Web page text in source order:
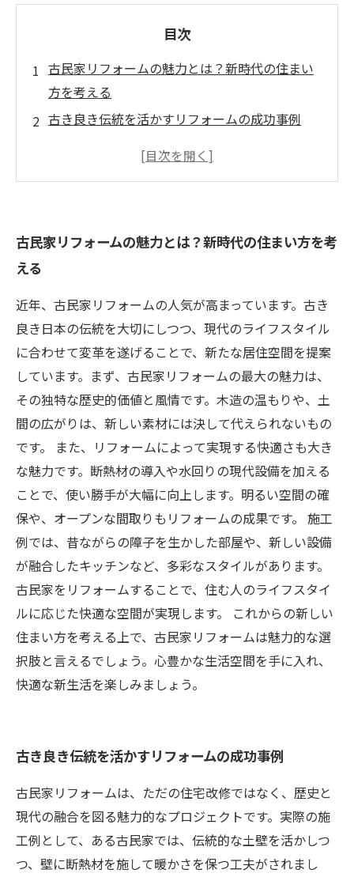
目次
古民家リフォームの魅力とは？新時代の住まい
方を考える
古き良き伝統を活かすリフォームの成功事例
新しい生活にぴったりな古民家のリノベーショ
古民家リフォームのプロセス：一歩ずつ進める
在来文化と現代的要素の融合：理想の家づくり
古民家リフォームで創る、温かい家の未来像
古民家リフォームの魅力とは？新時代の住まい方を考
える
近年、古民家リフォームの人気が高まっています。古き
良き日本の伝統を大切にしつつ、現代のライフスタイル
に合わせて変革を遂げることで、新たな居住空間を提案
しています。まず、古民家リフォームの最大の魅力は、
その独特な歴史的価値と風情です。木造の温もりや、土
間の広がりは、新しい素材には決して代えられないもの
です。 また、リフォームによって実現する快適さも大き
な魅力です。断熱材の導入や水回りの現代設備を加える
ことで、使い勝手が大幅に向上します。明るい空間の確
保や、オープンな間取りもリフォームの成果です。 施工
例では、昔ながらの障子を生かした部屋や、新しい設備
が融合したキッチンなど、多彩なスタイルがあります。
古民家をリフォームすることで、住む人のライフスタイ
ルに応じた快適な空間が実現します。 これからの新しい
住まい方を考える上で、古民家リフォームは魅力的な選
択肢と言えるでしょう。心豊かな生活空間を手に入れ、
快適な新生活を楽しみましょう。
古き良き伝統を活かすリフォームの成功事例
古民家リフォームは、ただの住宅改修ではなく、歴史と
現代の融合を図る魅力的なプロジェクトです。実際の施
工例として、ある古民家では、伝統的な土壁を活かしつ
つ、壁に断熱材を施して暖かさを保つ工夫がされまし